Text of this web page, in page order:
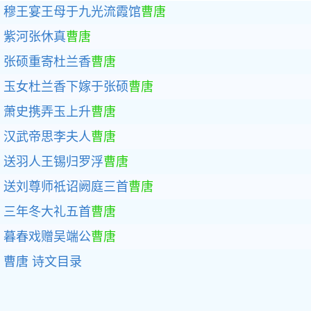
穆王宴王母于九光流霞馆曹唐
紫河张休真曹唐
张硕重寄杜兰香曹唐
玉女杜兰香下嫁于张硕曹唐
萧史携弄玉上升曹唐
汉武帝思李夫人曹唐
送羽人王锡归罗浮曹唐
送刘尊师祗诏阙庭三首曹唐
三年冬大礼五首曹唐
暮春戏赠吴端公曹唐
曹唐 诗文目录